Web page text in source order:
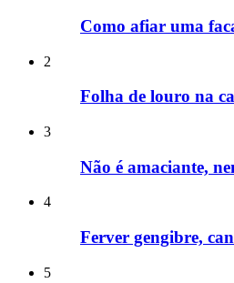
Como afiar uma
2
Folha de louro na
3
Não é amaciante,
4
Ferver gengibre,
5